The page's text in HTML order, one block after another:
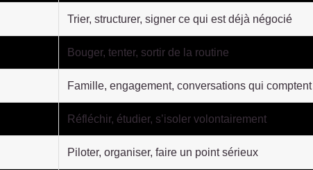
Trier, structurer, signer ce qui est déjà négocié
Bouger, tenter, sortir de la routine
Famille, engagement, conversations qui comptent
Réfléchir, étudier, s’isoler volontairement
Piloter, organiser, faire un point sérieux